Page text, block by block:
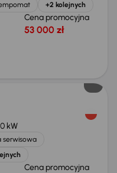
+2 kolejnych
Cena promocyjna
53 000 zł
kW
serwisowa
Cena promocyjna